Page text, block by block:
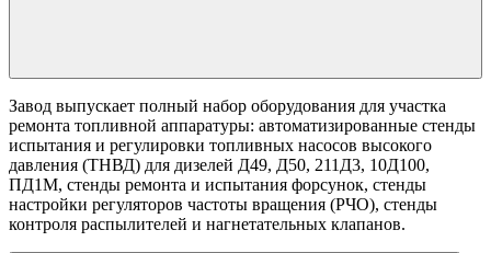
Завод выпускает полный набор оборудования для участка
ремонта топливной аппаратуры: автоматизированные стенды
испытания и регулировки топливных насосов высокого
давления (ТНВД) для дизелей Д49, Д50, 211Д3, 10Д100,
ПД1М, стенды ремонта и испытания форсунок, стенды
настройки регуляторов частоты вращения (РЧО), стенды
контроля распылителей и нагнетательных клапанов.